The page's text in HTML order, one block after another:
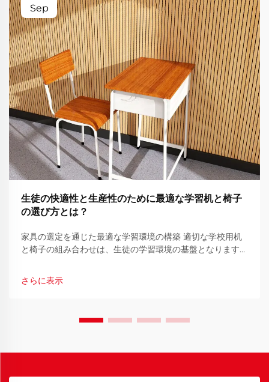
Sep
生徒の快適性と生産性のために最適な学習机と椅子
の選び方とは？
家具の選定を通じた最適な学習環境の構築 適切な学校用机
と椅子の組み合わせは、生徒の学習環境の基盤となります。
や姿勢の重要性が非常に大きくなります。
さらに表示